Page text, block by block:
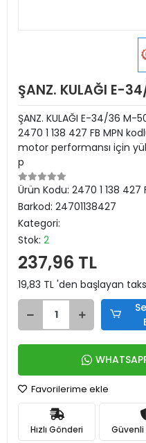
ŞANZ. KULAĞI E-
ŞANZ. KULAĞI E-34/36 M-
2470 1 138 427 FB MPN
motor performansı için
p
Ürün Kodu: 2470 1 138 427
Barkod: 24701138427
Kategori:
Stok: 2
237,96 TL
19,83 TL 'den başlayan
Favorilerime ekle
Hızlı Gönderi Güvenli